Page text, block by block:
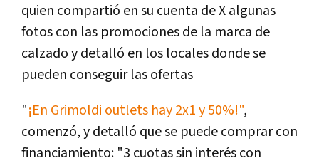
quien compartió en su cuenta de X algunas
fotos con las promociones de la marca de
calzado y detalló en los locales donde se
pueden conseguir las ofertas
"¡En Grimoldi outlets hay 2x1 y 50%!",
comenzó, y detalló que se puede comprar con
financiamiento: "3 cuotas sin interés con